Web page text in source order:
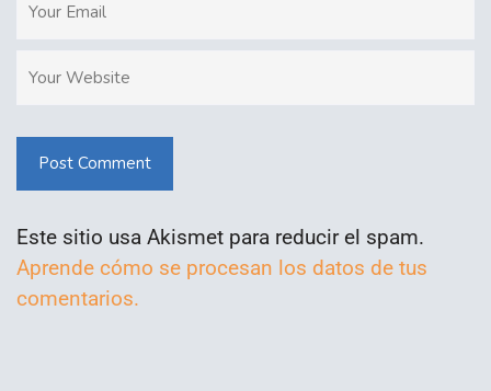
Post Comment
Este sitio usa Akismet para reducir el spam.
Aprende cómo se procesan los datos de tus
comentarios.